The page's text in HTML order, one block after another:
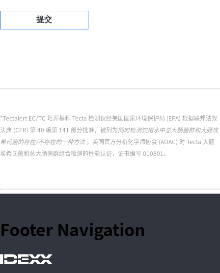
提交
*Tectalert EC/TC 培养基和 Tecta 检测仪经美国国家环境保护局 (EPA) 根据联邦法规
法典 (CFR) 第 40 编第 141 部分批准，被列为同时检测饮用水中总大肠菌群和大肠埃
希氏菌的存在/不存在的一种方法。 美国官方分析化学师协会 (AOAC) 对 Tecta 大肠
埃希氏菌和总大肠菌群组合检测的性能认证，证书编号 010801。
Footer Navigation